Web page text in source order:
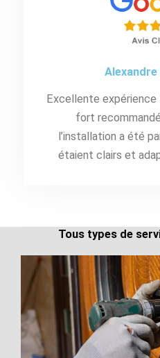
Excellente expérience
fort
l’installation a été
étaient clairs et
Tous types de